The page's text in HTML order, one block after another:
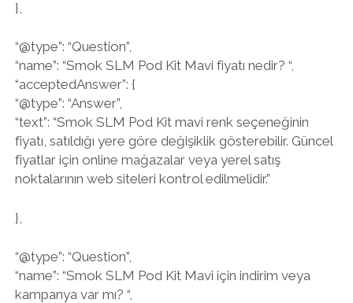
},
“@type”: “Question”,
“name”: “Smok SLM Pod Kit Mavi fiyatı nedir? “,
“acceptedAnswer”: {
“@type”: “Answer”,
“text”: “Smok SLM Pod Kit mavi renk seçeneğinin
fiyatı, satıldığı yere göre değişiklik gösterebilir. Güncel
fiyatlar için online mağazalar veya yerel satış
noktalarının web siteleri kontrol edilmelidir.”
},
“@type”: “Question”,
“name”: “Smok SLM Pod Kit Mavi için indirim veya
kampanya var mı? “,